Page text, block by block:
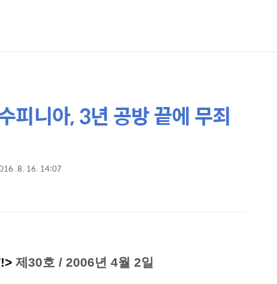
니아, 3년 공방 끝에 무죄
8. 16. 14:07
제30호 / 2006년 4월 2일